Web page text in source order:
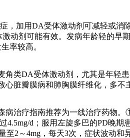
，加用DA受体激动剂可减轻或
动剂可能有效。发病年龄轻的
率较高。
类DA受体激动剂，尤其是年轻
脏瓣膜病和肺胸膜纤维化，多不
治疗指南推荐为一线治疗药物
4.5mg/d；服用左旋多巴的PD
至2～4mg，每天3次，症状波动